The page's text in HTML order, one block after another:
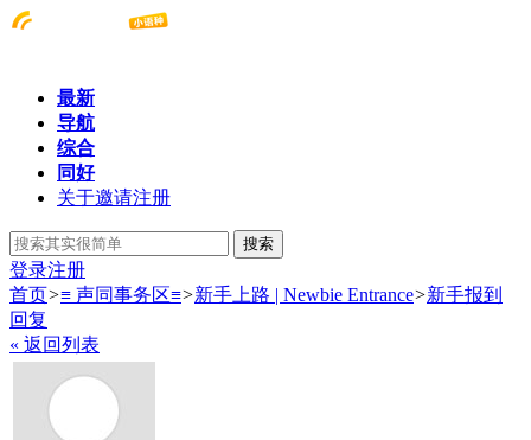
最新
导航
综合
同好
关于邀请注册
搜索
登录注册
首页>≡ 声同事务区≡>新手上路 | Newbie Entrance>新手报到
回复
« 返回列表